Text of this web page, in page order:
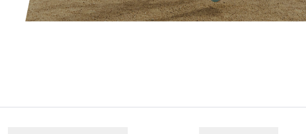
Einlegesohle
38,99 € 44,95 €